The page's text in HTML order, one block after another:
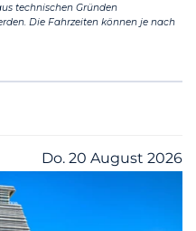
technischen Gründen
Die Fahrzeiten können je nach
Do. 20 August 2026